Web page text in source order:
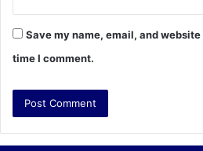
Save my name, email, and
time I comment.